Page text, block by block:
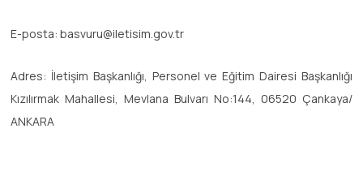
E-posta: basvuru@iletisim.gov.tr
Adres: İletişim Başkanlığı, Personel ve Eğitim Dairesi Başkanlığı
Kızılırmak Mahallesi, Mevlana Bulvarı No:144, 06520 Çankaya/
ANKARA